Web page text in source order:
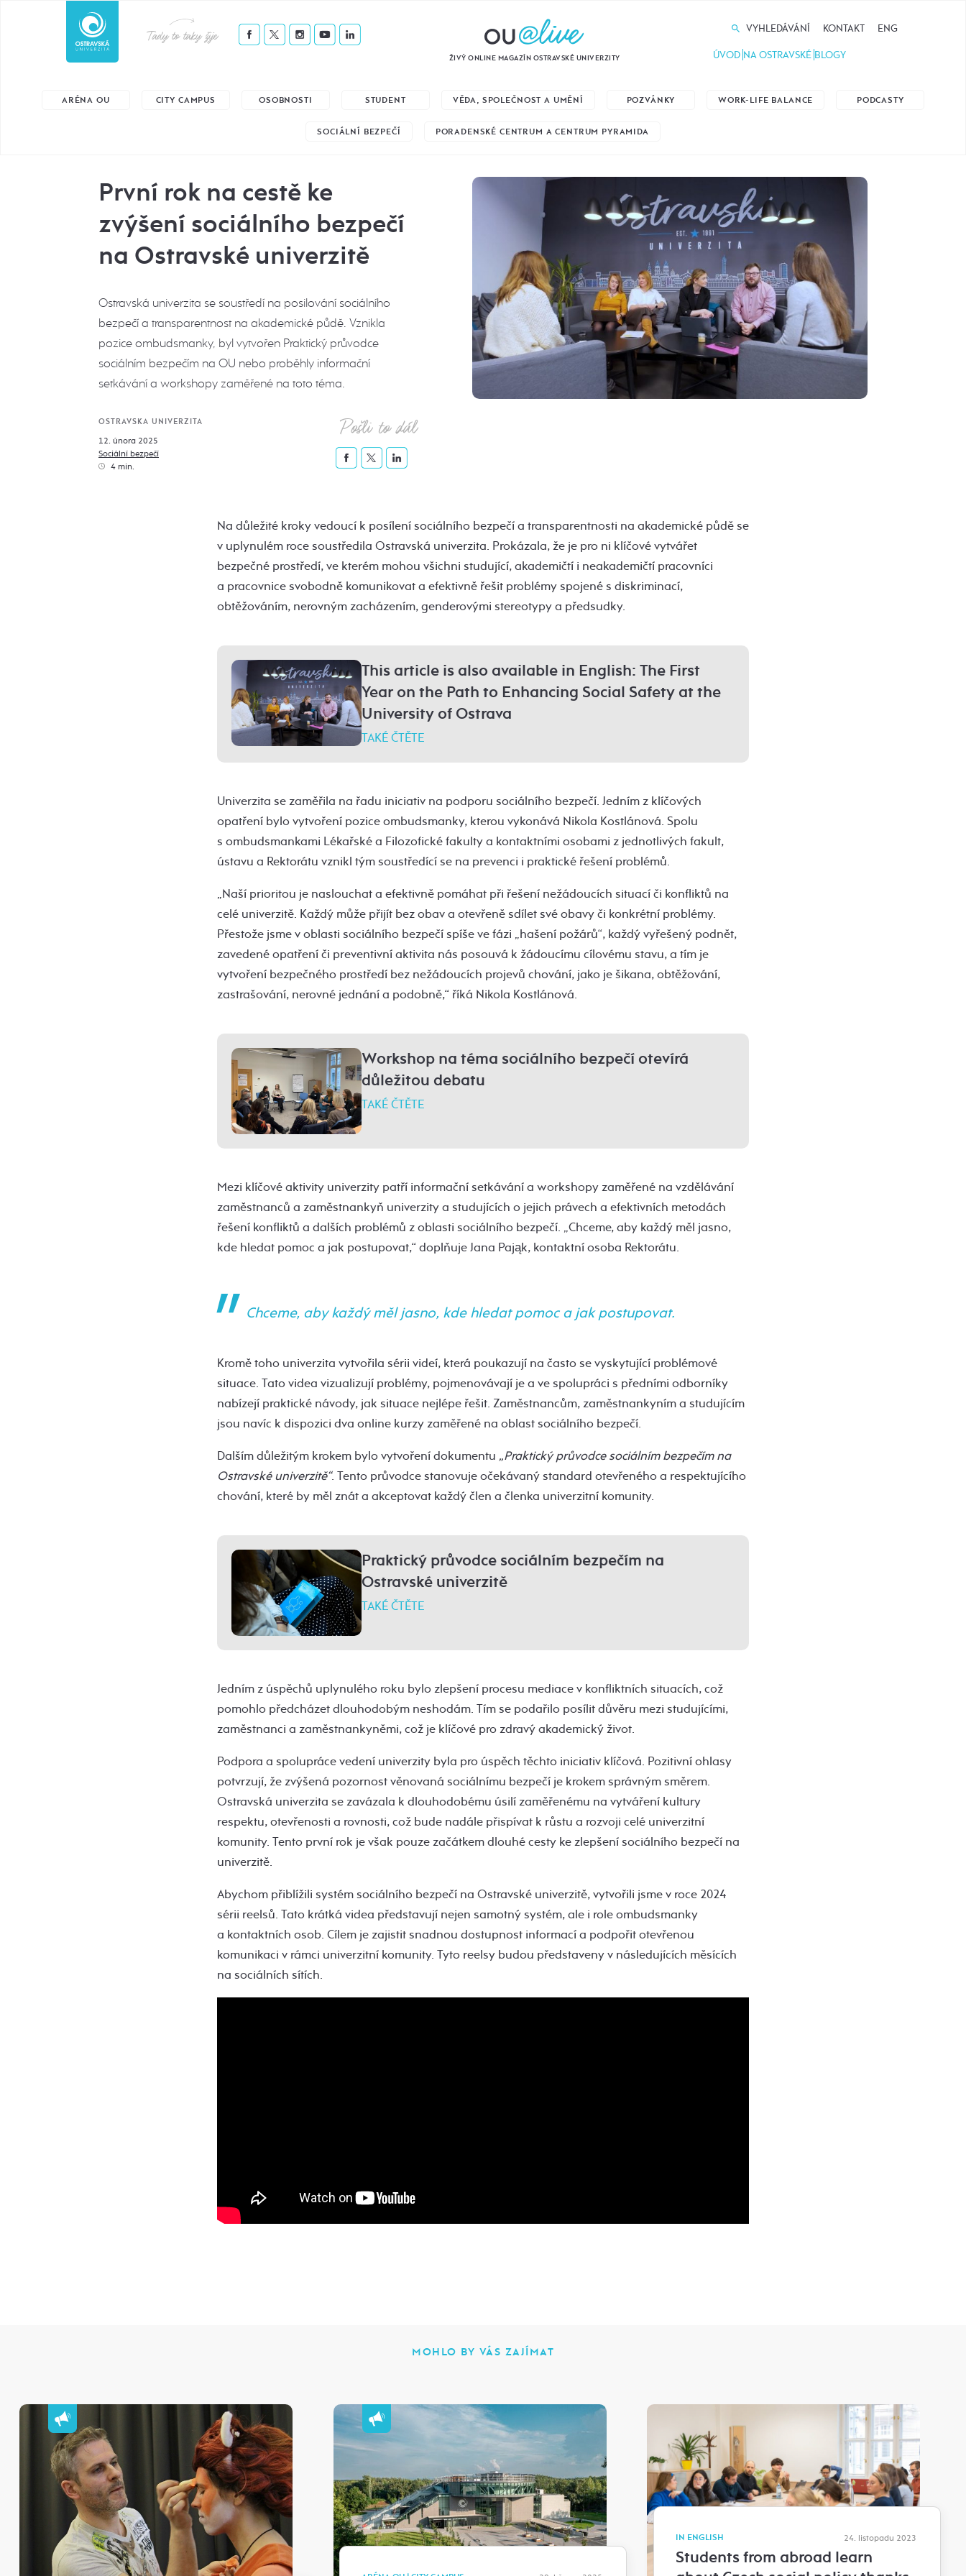
Tady to taky žije
ŽIVÝ ONLINE MAGAZÍN OSTRAVSKÉ UNIVERZITY
VYHLEDÁVÁNÍ KONTAKT ENG
ÚVOD NA OSTRAVSKÉ BLOGY
ARÉNA OU CITY CAMPUS OSOBNOSTI STUDENT VĚDA, SPOLEČNOST A UMĚNÍ POZVÁNKY WORK-LIFE BALANCE PODCASTY
SOCIÁLNÍ BEZPEČÍ PORADENSKÉ CENTRUM A CENTRUM PYRAMIDA
První rok na cestě ke
zvýšení sociálního bezpečí
na Ostravské univerzitě
Ostravská univerzita se soustředí na posilování sociálního
bezpečí a transparentnost na akademické půdě. Vznikla
pozice ombudsmanky, byl vytvořen Praktický průvodce
sociálním bezpečím na OU nebo proběhly informační
setkávání a workshopy zaměřené na toto téma.
OSTRAVSKA UNIVERZITA
12. února 2025
Sociální bezpečí
4 min.
Pošli to dál
Na důležité kroky vedoucí k posílení sociálního bezpečí a transparentnosti na akademické půdě se
v uplynulém roce soustředila Ostravská univerzita. Prokázala, že je pro ni klíčové vytvářet
bezpečné prostředí, ve kterém mohou všichni studující, akademičtí i neakademičtí pracovníci
a pracovnice svobodně komunikovat a efektivně řešit problémy spojené s diskriminací,
obtěžováním, nerovným zacházením, genderovými stereotypy a předsudky.
This article is also available in English: The First
Year on the Path to Enhancing Social Safety at the
University of Ostrava
TAKÉ ČTĚTE
Univerzita se zaměřila na řadu iniciativ na podporu sociálního bezpečí. Jedním z klíčových
opatření bylo vytvoření pozice ombudsmanky, kterou vykonává Nikola Kostlánová. Spolu
s ombudsmankami Lékařské a Filozofické fakulty a kontaktními osobami z jednotlivých fakult,
ústavu a Rektorátu vznikl tým soustředící se na prevenci i praktické řešení problémů.
„Naší prioritou je naslouchat a efektivně pomáhat při řešení nežádoucích situací či konfliktů na
celé univerzitě. Každý může přijít bez obav a otevřeně sdílet své obavy či konkrétní problémy.
Přestože jsme v oblasti sociálního bezpečí spíše ve fázi „hašení požárů“, každý vyřešený podnět,
zavedené opatření či preventivní aktivita nás posouvá k žádoucímu cílovému stavu, a tím je
vytvoření bezpečného prostředí bez nežádoucích projevů chování, jako je šikana, obtěžování,
zastrašování, nerovné jednání a podobně,“ říká Nikola Kostlánová.
Workshop na téma sociálního bezpečí otevírá
důležitou debatu
TAKÉ ČTĚTE
Mezi klíčové aktivity univerzity patří informační setkávání a workshopy zaměřené na vzdělávání
zaměstnanců a zaměstnankyň univerzity a studujících o jejich právech a efektivních metodách
řešení konfliktů a dalších problémů z oblasti sociálního bezpečí. „Chceme, aby každý měl jasno,
kde hledat pomoc a jak postupovat,“ doplňuje Jana Pająk, kontaktní osoba Rektorátu.
Chceme, aby každý měl jasno, kde hledat pomoc a jak postupovat.
Kromě toho univerzita vytvořila sérii videí, která poukazují na často se vyskytující problémové
situace. Tato videa vizualizují problémy, pojmenovávají je a ve spolupráci s předními odborníky
nabízejí praktické návody, jak situace nejlépe řešit. Zaměstnancům, zaměstnankyním a studujícím
jsou navíc k dispozici dva online kurzy zaměřené na oblast sociálního bezpečí.
Dalším důležitým krokem bylo vytvoření dokumentu „Praktický průvodce sociálním bezpečím na
Ostravské univerzitě“. Tento průvodce stanovuje očekávaný standard otevřeného a respektujícího
chování, které by měl znát a akceptovat každý člen a členka univerzitní komunity.
Praktický průvodce sociálním bezpečím na
Ostravské univerzitě
TAKÉ ČTĚTE
Jedním z úspěchů uplynulého roku bylo zlepšení procesu mediace v konfliktních situacích, což
pomohlo předcházet dlouhodobým neshodám. Tím se podařilo posílit důvěru mezi studujícími,
zaměstnanci a zaměstnankyněmi, což je klíčové pro zdravý akademický život.
Podpora a spolupráce vedení univerzity byla pro úspěch těchto iniciativ klíčová. Pozitivní ohlasy
potvrzují, že zvýšená pozornost věnovaná sociálnímu bezpečí je krokem správným směrem.
Ostravská univerzita se zavázala k dlouhodobému úsilí zaměřenému na vytváření kultury
respektu, otevřenosti a rovnosti, což bude nadále přispívat k růstu a rozvoji celé univerzitní
komunity. Tento první rok je však pouze začátkem dlouhé cesty ke zlepšení sociálního bezpečí na
univerzitě.
Abychom přiblížili systém sociálního bezpečí na Ostravské univerzitě, vytvořili jsme v roce 2024
sérii reelsů. Tato krátká videa představují nejen samotný systém, ale i role ombudsmanky
a kontaktních osob. Cílem je zajistit snadnou dostupnost informací a podpořit otevřenou
komunikaci v rámci univerzitní komunity. Tyto reelsy budou představeny v následujících měsících
na sociálních sítích.
MOHLO BY VÁS ZAJÍMAT
IN ENGLISH 24. listopadu 2023
Students from abroad learn